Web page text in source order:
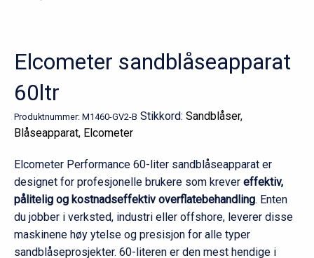
Elcometer sandblåseapparat
60ltr
Produktnummer: M1460-GV2-B Stikkord: Sandblåser,
Blåseapparat, Elcometer
Elcometer Performance 60-liter sandblåseapparat er
designet for profesjonelle brukere som krever effektiv,
pålitelig og kostnadseffektiv overflatebehandling. Enten
du jobber i verksted, industri eller offshore, leverer disse
maskinene høy ytelse og presisjon for alle typer
sandblåseprosjekter. 60-literen er den mest hendige i